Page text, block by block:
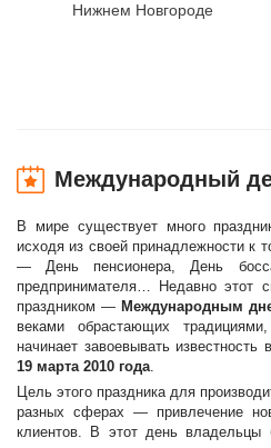
Нижнем Новгороде
Международный
В мире существует много
исходя из своей принадлежности к
— День пенсионера, День
предпринимателя… Недавно этот
праздником — Международным
веками обрастающих
начинает завоевывать
19 марта 2010 года.
Цель этого праздника для
разных сферах — привлечение
клиентов. В этот день